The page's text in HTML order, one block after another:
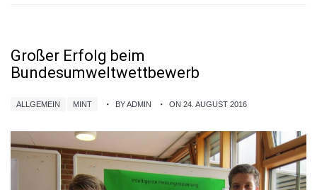
Großer Erfolg beim
Bundesumweltwettbewerb
ALLGEMEIN MINT BY ADMIN ON 24. AUGUST 2016